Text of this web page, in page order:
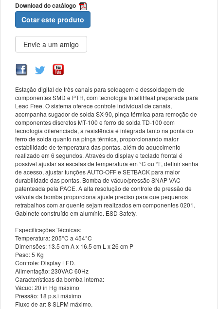
Download do catálogo
Cotar este produto
Estação digital de três canais para soldagem e dessoldagem de
componentes SMD e PTH, com tecnologia IntelliHeat preparada para
Lead Free. O sistema oferece controle individual de canais,
acompanha sugador de solda SX-90, pinça térmica para remoção de
componentes discretos MT-100 e ferro de solda TD-100 com
tecnologia diferenciada, a resistência é integrada tanto na ponta do
ferro de solda quanto na pinça térmica, proporcionando maior
estabilidade de temperatura das pontas, além do aquecimento
realizado em 6 segundos. Através do display e teclado frontal é
possível ajustar as escalas de temperatura em °C ou °F, definir senha
de acesso, ajustar funções AUTO-OFF e SETBACK para maior
durabilidade das pontas. Bomba de vácuo/pressão SNAP-VAC
patenteada pela PACE. A alta resolução de controle de pressão de
válvula da bomba proporciona ajuste preciso para que pequenos
retrabalhos com ar quente sejam realizados em componentes 0201.
Gabinete construído em alumínio. ESD Safety.
Especificações Técnicas:
Temperatura: 205°C a 454°C
Dimensões: 13.5 cm A x 16.5 cm L x 26 cm P
Peso: 5 Kg
Controle: Display LED.
Alimentação: 230VAC 60Hz
Características da bomba interna:
Vácuo: 20 in Hg máximo
Pressão: 18 p.s.i máximo
Fluxo de ar: 8 SLPM máximo.